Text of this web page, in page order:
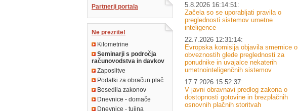
Partnerji portala
Ne prezrite!
Kilometrine
Seminarji s področja
računovodstva in davkov
Zaposlitve
Podatki za obračun plač
Besedila zakonov
Dnevnice - domače
Dnevnice - tujina
5.8.2026 16:14:51:
Začela so se uporabljati pravila o
preglednosti sistemov umetne
inteligence
22.7.2026 12:31:14:
Evropska komisija objavila smernice o
obveznostih glede preglednosti za
ponudnike in uvajalce nekaterih
umetnointeligenčnih sistemov
17.7.2026 15:52:37:
V javni obravnavi predlog zakona o
dostopnosti gotovine in brezplačnih
osnovnih plačnih storitvah